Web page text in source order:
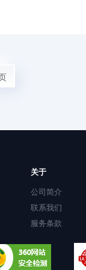
关于
公司简介
联系我们
服务条款